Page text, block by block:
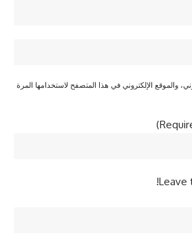
والموقع الإلكتروني في هذا المتصفح لاستخدامها المرة
Leave